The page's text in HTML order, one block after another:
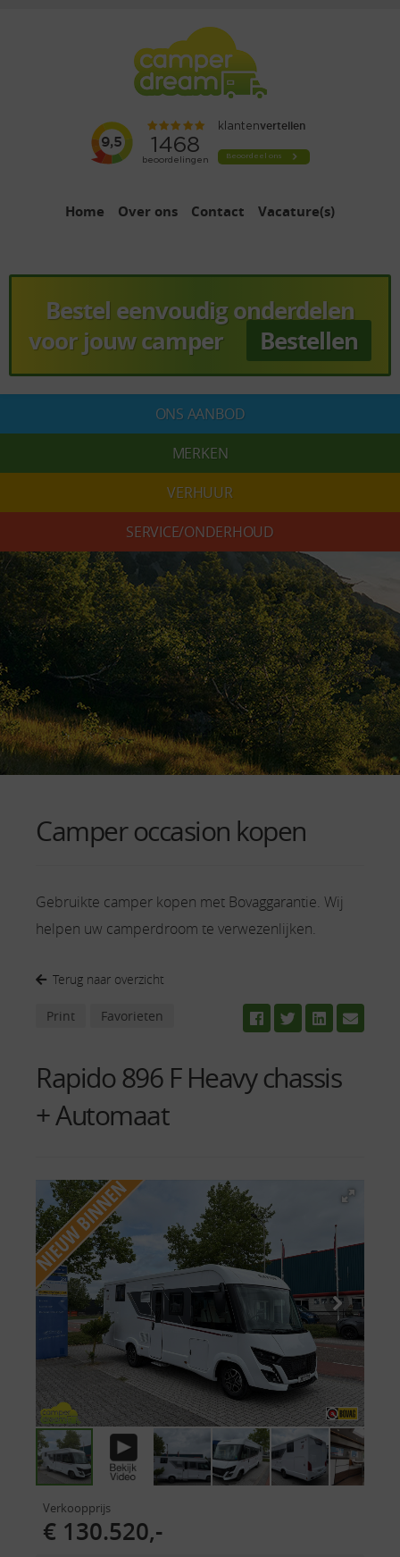
Home Over ons Contact Vacature(s)
Bestel eenvoudig onderdelen
voor jouw camper
Bestellen
ONS AANBOD
MERKEN
VERHUUR
SERVICE/ONDERHOUD
Camper occasion kopen
Gebruikte camper kopen met Bovaggarantie. Wij
helpen uw camperdroom te verwezenlijken.
Terug naar overzicht
Print Favorieten
Rapido 896 F Heavy chassis
+ Automaat
Verkoopprijs
€ 130.520,-